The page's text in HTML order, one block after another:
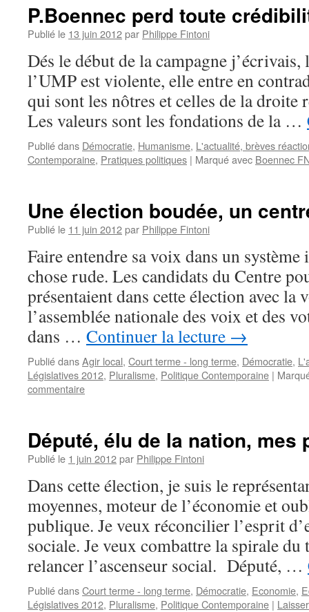
P.Boennec perd toute
Publié le 13 juin 2012par Philippe Fintoni
Dés le début de la campagne
l’UMP est violente, elle entre en
qui sont les nôtres et celles de la droite
Les valeurs sont les fondations de la …
Publié dans Démocratie, Humanisme, L'actualité, brèves
Contemporaine, Pratiques politiques | Marqué avec Boennec
Une élection boudée, un
Publié le 11 juin 2012par Philippe Fintoni
Faire entendre sa voix dans un
chose rude. Les candidats du Centre
présentaient dans cette élection avec la
l’assemblée nationale des voix et des
dans … Continuer la lecture →
Publié dansAgir local, Court terme - long terme, Démocratie,
Législatives 2012, Pluralisme, Politique Contemporaine |
commentaire
Député, élu de la nation,
Publié le 1 juin 2012par Philippe Fintoni
Dans cette élection, je suis le
moyennes, moteur de l’économie et
publique. Je veux réconcilier l’esprit
sociale. Je veux combattre la spirale
relancer l’ascenseur social. Député, …
Publié dansCourt terme - long terme, Démocratie, Economie,
Législatives 2012, Pluralisme, Politique Contemporaine |